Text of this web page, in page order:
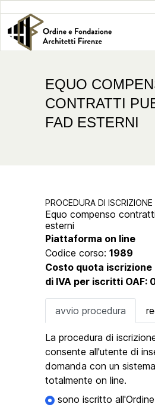
EQUO
CONTRATTI
FAD ESTERNI
PROCEDURA DI
Equo compenso
esterni
Piattaforma on line
Codice corso: 1989
Costo quota iscrizione
di IVA per iscritti OAF:
avvio procedura
La procedura di
consente all'utente di
domanda con un
totalmente on line.
sono iscritto